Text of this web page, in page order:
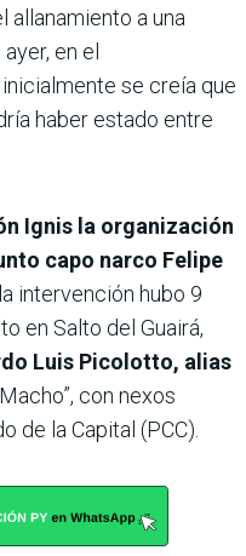
allanamiento a una
en el
se creía que
haber estado entre
Ignis la organización
capo narco Felipe
la intervención hubo 9
en Salto del Guairá,
Luis Picolotto, alias
con nexos
de la Capital (PCC).